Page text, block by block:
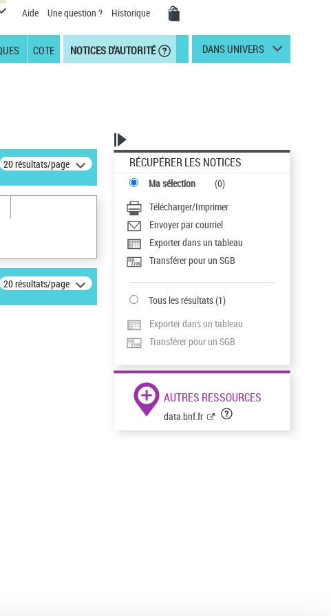
Aide Une question ? Historique
COTE NOTICES D'AUTORITÉ DANS UNIVERS
20 résultats/page
20 résultats/page
RÉCUPÉRER LES NOTICES
Ma sélection (0)
Télécharger/Imprimer
Envoyer par courriel
Exporter dans un tableau
Transférer pour un SGB
Tous les résultats(1)
Exporter dans un tableau
Transférer pour un SGB
AUTRES RESSOURCES
data.bnf.fr